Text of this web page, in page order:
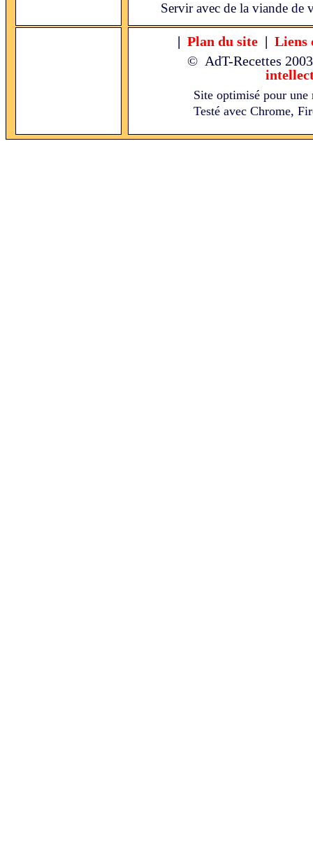
Servir avec de la viande de
| Plan du site | Liens
© AdT-Recettes
Site optimisé pour
Testé avec Chrome,